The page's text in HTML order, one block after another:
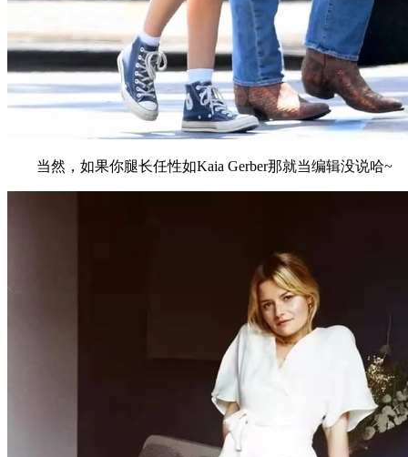
当然，如果你腿长任性如Kaia Gerber那就当编辑没说哈~